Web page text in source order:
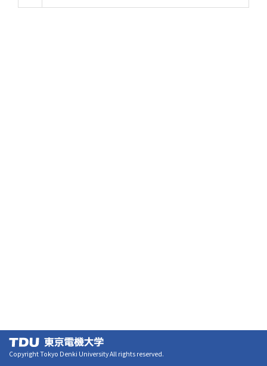
Copyright Tokyo Denki University All rights reserved.